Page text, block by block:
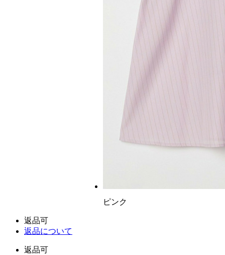
ピンク
返品可
返品について
返品可